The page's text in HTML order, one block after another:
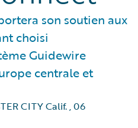
son soutien aux
choisi
Guidewire
centrale et
CITY Calif.,06